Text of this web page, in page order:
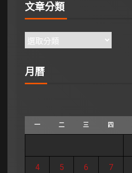
文章分類
月曆
一 二 三 四
4 5 6 7